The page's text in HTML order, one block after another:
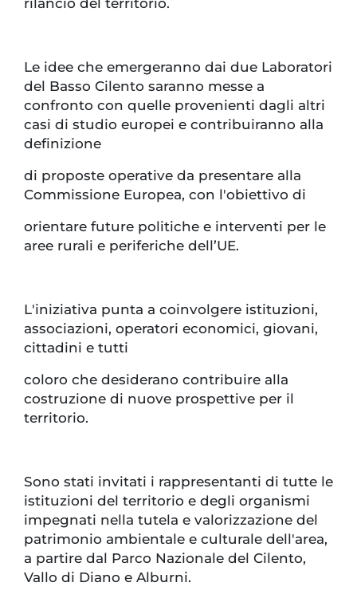
Le idee che emergeranno dai due Laboratori
del Basso Cilento saranno messe a
confronto con quelle provenienti dagli altri
casi di studio europei e contribuiranno alla
definizione
di proposte operative da presentare alla
Commissione Europea, con l'obiettivo di
orientare future politiche e interventi per le
aree rurali e periferiche dell’UE.
L'iniziativa punta a coinvolgere istituzioni,
associazioni, operatori economici, giovani,
cittadini e tutti
coloro che desiderano contribuire alla
costruzione di nuove prospettive per il
territorio.
Sono stati invitati i rappresentanti di tutte le
istituzioni del territorio e degli organismi
impegnati nella tutela e valorizzazione del
patrimonio ambientale e culturale dell'area,
a partire dal Parco Nazionale del Cilento,
Vallo di Diano e Alburni.